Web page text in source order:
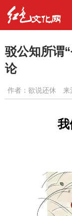
驳公知所谓
论
作者： 欲说还休 来
我